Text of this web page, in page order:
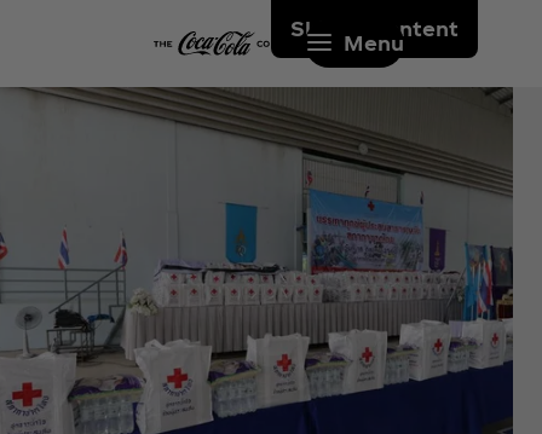
Skip to content
Menu